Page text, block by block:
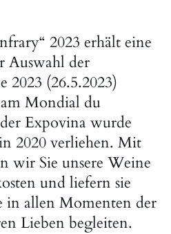
2023 erhält eine
Auswahl der
2023 (26.5.2023)
Mondial du
Expovina wurde
2020 verliehen. Mit
wir Sie unsere Weine
und liefern sie
in allen Momenten der
Lieben begleiten.